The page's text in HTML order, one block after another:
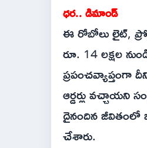
ధర.. డిమాండ్
ఈ రోబోలు లైట్,
రూ. 14 లక్షల
ప్రపంచవ్యాప్తంగా
ఆర్డర్లు
దైనందిన జీవితంలో
చేశారు.